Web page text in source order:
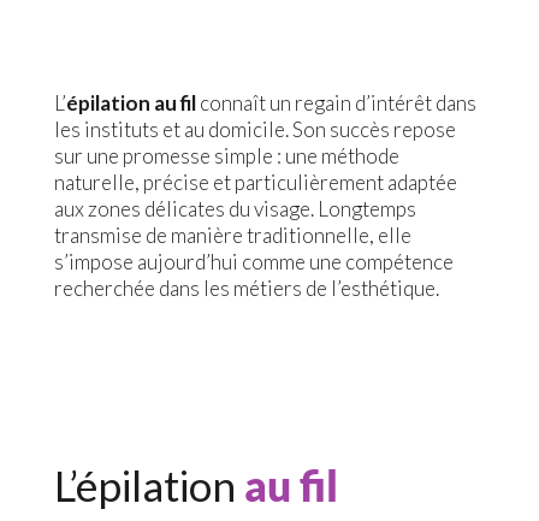
L’épilation au filconnaît un regain d’intérêt dans
les instituts et au domicile. Son succès repose
sur une promesse simple : une méthode
naturelle, précise et particulièrement adaptée
aux zones délicates du visage. Longtemps
transmise de manière traditionnelle, elle
s’impose aujourd’hui comme une compétence
recherchée dans les métiers de l’esthétique.
L’épilation au fil